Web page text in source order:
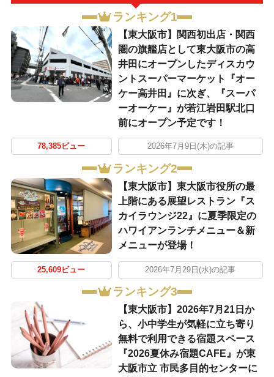
ランキング1
【東大阪市】関西初出店・関西
圏の旗艦店として東大阪市の高
井田にオープンしたディスカウ
ントスーパーマーケット『オー
ケー高井田』に次ぎ、『スーパ
ーオーケー』が若江岩田駅北口
前にオープン予定です！
78,385ビュー 2026年7月9日(木)の記事
ランキング2
【東大阪市】東大阪市役所の最
上階にある展望レストラン『ス
カイラウンジ22』に夏季限定の
ハワイアンランチメニュー＆新
メニューが登場！
25,609ビュー 2026年7月29日(水)の記事
ランキング3
【東大阪市】2026年7月21日か
ら、小中学生が気軽に立ち寄り
無料で利用できる宿題スペース
『2026夏休み宿題CAFE』が東
大阪市立 市民多目的センターに